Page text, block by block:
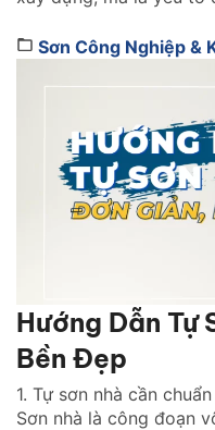
hỏa hoạn. Vậy lựa sơn
Sơn Công Nghiệp &
Hướng Dẫn Tự
Bền Đẹp
1. Tự sơn nhà cần
Sơn nhà là công đoạn